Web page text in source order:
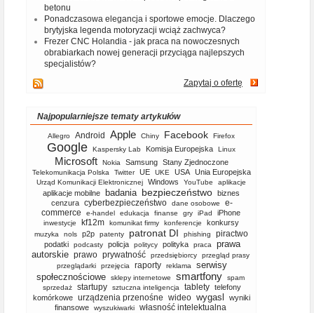
betonu
Ponadczasowa elegancja i sportowe emocje. Dlaczego
brytyjska legenda motoryzacji wciąż zachwyca?
Frezer CNC Holandia - jak praca na nowoczesnych
obrabiarkach nowej generacji przyciąga najlepszych
specjalistów?
Zapytaj o ofertę
Najpopularniejsze tematy artykułów
Allegro Android Apple Chiny Facebook Firefox
Google Kaspersky Lab Komisja Europejska Linux
Microsoft Nokia Samsung Stany Zjednoczone
Telekomunikacja Polska Twitter UE UKE USA Unia Europejska
Urząd Komunikacji Elektronicznej Windows YouTube aplikacje
aplikacje mobilne badania bezpieczeństwo biznes
cenzura cyberbezpieczeństwo dane osobowe
e-
commerce
e-handel edukacja finanse gry iPad iPhone
inwestycje kf12m komunikat firmy konferencje konkursy
muzyka nols p2p patenty patronat DI phishing piractwo
podatki podcasty policja politycy polityka praca
prawa
autorskie prawo prywatność przedsiębiorcy
przegląd prasy
przeglądarki
przejęcia raporty reklama
serwisy
społecznościowe
sklepy internetowe smartfony
spam
sprzedaż
startupy sztuczna inteligencja tablety telefony
komórkowe
urządzenia przenośne wideo wygasl
wyniki
finansowe
wyszukiwarki własność intelektualna